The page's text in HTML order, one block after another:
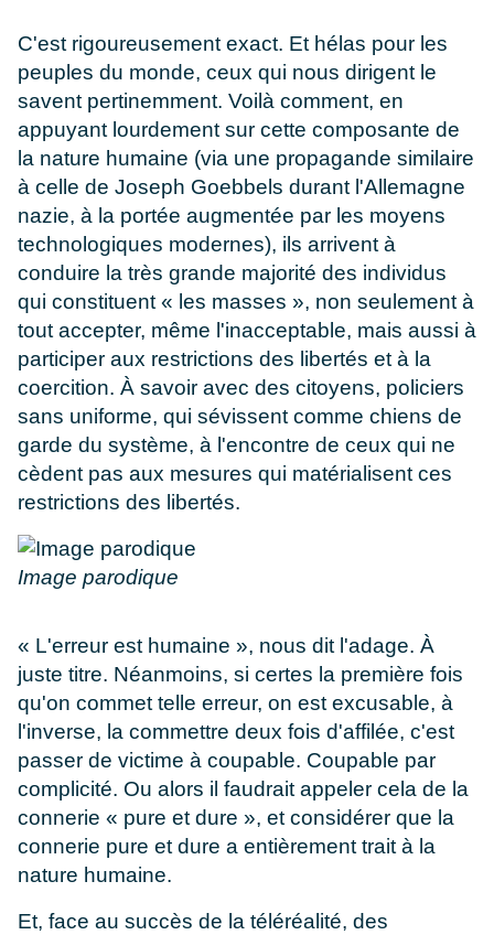
C'est rigoureusement exact. Et hélas pour les
peuples du monde, ceux qui nous dirigent le
savent pertinemment. Voilà comment, en
appuyant lourdement sur cette composante de
la nature humaine (via une propagande similaire
à celle de Joseph Goebbels durant l'Allemagne
nazie, à la portée augmentée par les moyens
technologiques modernes), ils arrivent à
conduire la très grande majorité des individus
qui constituent « les masses », non seulement à
tout accepter, même l'inacceptable, mais aussi à
participer aux restrictions des libertés et à la
coercition. À savoir avec des citoyens, policiers
sans uniforme, qui sévissent comme chiens de
garde du système, à l'encontre de ceux qui ne
cèdent pas aux mesures qui matérialisent ces
restrictions des libertés.
Image parodique
« L'erreur est humaine », nous dit l'adage. À
juste titre. Néanmoins, si certes la première fois
qu'on commet telle erreur, on est excusable, à
l'inverse, la commettre deux fois d'affilée, c'est
passer de victime à coupable. Coupable par
complicité. Ou alors il faudrait appeler cela de la
connerie « pure et dure », et considérer que la
connerie pure et dure a entièrement trait à la
nature humaine.
Et, face au succès de la téléréalité, des